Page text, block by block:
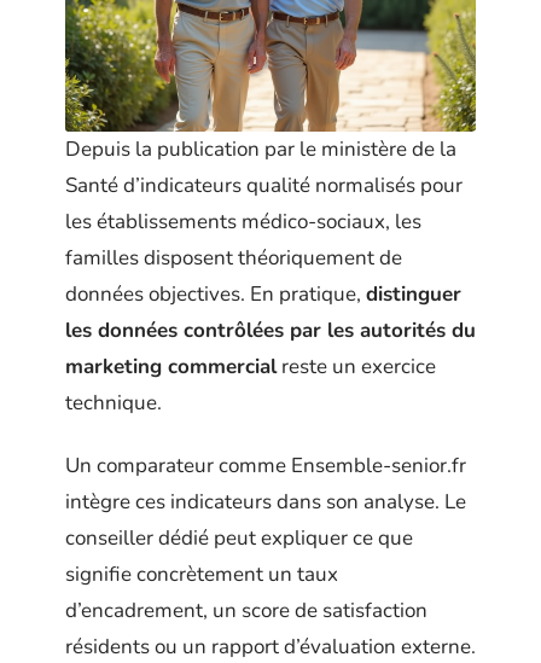
Depuis la publication par le ministère de la
Santé d’indicateurs qualité normalisés pour
les établissements médico-sociaux, les
familles disposent théoriquement de
données objectives. En pratique, distinguer
les données contrôlées par les autorités du
marketing commercialreste un exercice
technique.
Un comparateur comme Ensemble-senior.fr
intègre ces indicateurs dans son analyse. Le
conseiller dédié peut expliquer ce que
signifie concrètement un taux
d’encadrement, un score de satisfaction
résidents ou un rapport d’évaluation externe.